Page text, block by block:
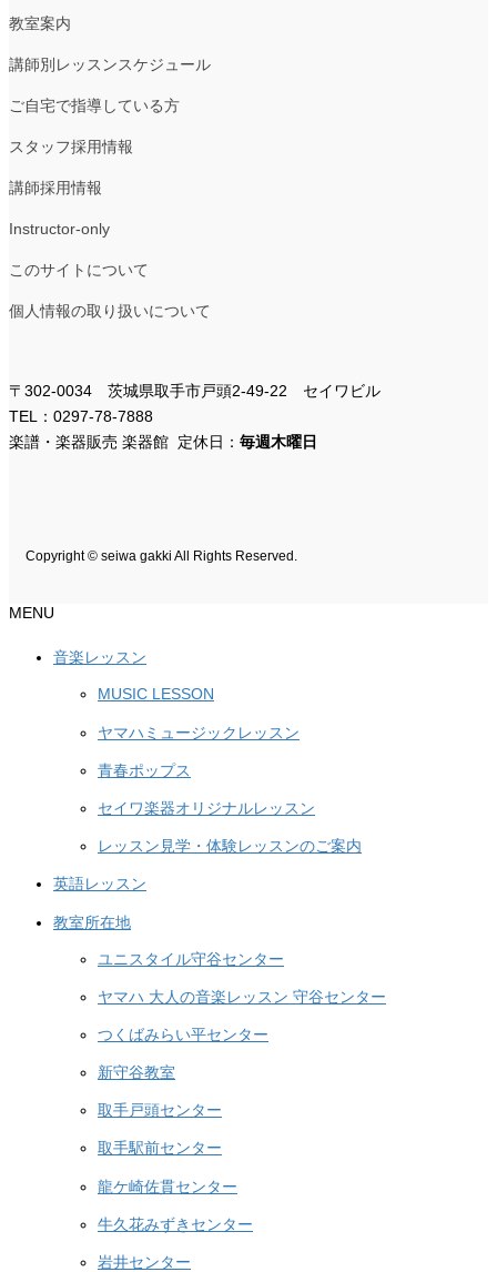
教室案内
講師別レッスンスケジュール
ご自宅で指導している方
スタッフ採用情報
講師採用情報
Instructor-only
このサイトについて
個人情報の取り扱いについて
〒302-0034 茨城県取手市戸頭2-49-22 セイワビル
TEL：0297-78-7888
楽譜・楽器販売 楽器館 定休日： 毎週木曜日
Copyright © seiwa gakki All Rights Reserved.
MENU
音楽レッスン
MUSIC LESSON
ヤマハミュージックレッスン
青春ポップス
セイワ楽器オリジナルレッスン
レッスン見学・体験レッスンのご案内
英語レッスン
教室所在地
ユニスタイル守谷センター
ヤマハ 大人の音楽レッスン 守谷センター
つくばみらい平センター
新守谷教室
取手戸頭センター
取手駅前センター
龍ケ崎佐貫センター
牛久花みずきセンター
岩井センター